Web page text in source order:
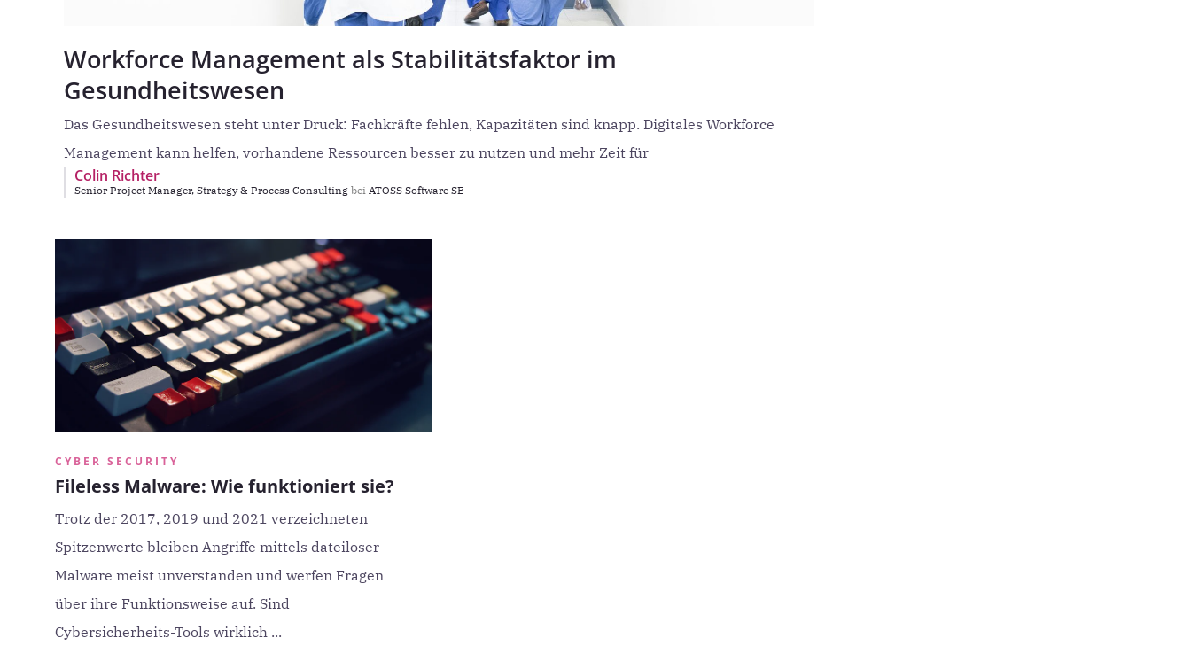
Workforce Management als Stabilitätsfaktor im
Gesundheitswesen
Das Gesundheitswesen steht unter Druck: Fachkräfte fehlen, Kapazitäten sind knapp. Digitales Workforce
Management kann helfen, vorhandene Ressourcen besser zu nutzen und mehr Zeit für
Colin Richter
Senior Project Manager, Strategy & Process Consulting bei ATOSS Software SE
CYBER SECURITY
Fileless Malware: Wie funktioniert sie?
Trotz der 2017, 2019 und 2021 verzeichneten
Spitzenwerte bleiben Angriffe mittels dateiloser
Malware meist unverstanden und werfen Fragen
über ihre Funktionsweise auf. Sind
Cybersicherheits-Tools wirklich ...